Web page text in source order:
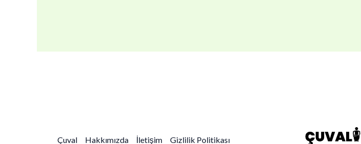
Çuval Hakkımızda İletişim Gizlilik Politikası